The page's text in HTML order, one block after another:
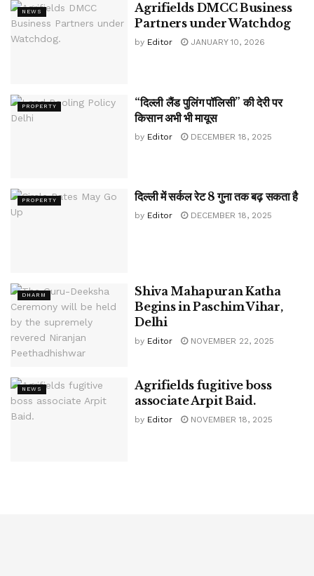
NEWS
Agrifields DMCC Business
Partners under Watchdog
by Editor JANUARY 10, 2026
PROPERTY
“दिल्ली लैंड पुलिंग पॉलिसी” की देरी पर
किसान अभी भी मायूस
by Editor DECEMBER 18, 2025
PROPERTY दिल्ली में सर्कल रेट 8 गुना तक बढ़ सकता है
by Editor DECEMBER 18, 2025
DHARM
Shiva Mahapuran Katha
Begins in Paschim Vihar,
Delhi
by Editor NOVEMBER 22, 2025
NEWS
Agrifields fugitive boss
associate Arpit Baid.
by Editor NOVEMBER 18, 2025